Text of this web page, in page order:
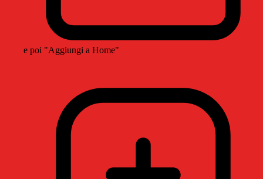
e poi "Aggiungi a Home"